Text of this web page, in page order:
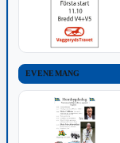
EVENEMANG